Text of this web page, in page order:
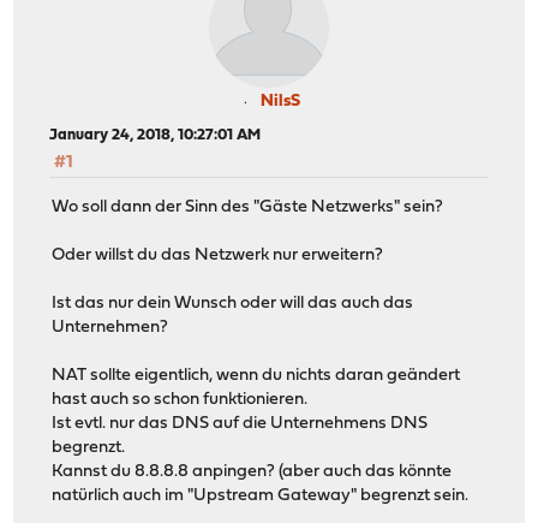
NilsS
January 24, 2018, 10:27:01 AM
#1
Wo soll dann der Sinn des "Gäste Netzwerks" sein?
Oder willst du das Netzwerk nur erweitern?
Ist das nur dein Wunsch oder will das auch das
Unternehmen?
NAT sollte eigentlich, wenn du nichts daran geändert
hast auch so schon funktionieren.
Ist evtl. nur das DNS auf die Unternehmens DNS
begrenzt.
Kannst du 8.8.8.8 anpingen? (aber auch das könnte
natürlich auch im "Upstream Gateway" begrenzt sein.